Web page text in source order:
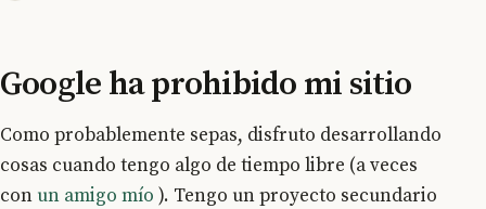
Google ha prohibido mi sitio
Como probablemente sepas, disfruto desarrollando
cosas cuando tengo algo de tiempo libre (a veces
con un amigo mío ). Tengo un proyecto secundario